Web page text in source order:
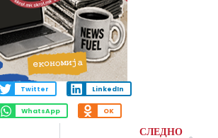
Twitter LinkedIn
WhatsApp OK
СЛЕДНО